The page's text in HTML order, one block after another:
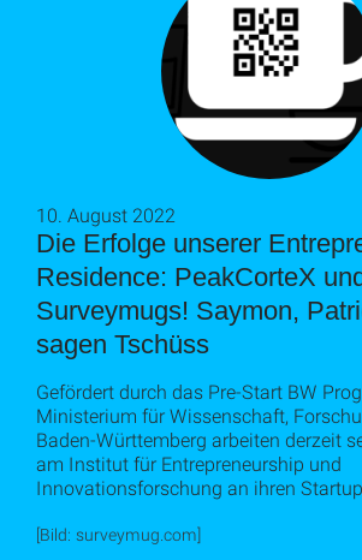
Die Erfolge unserer
Residence: PeakCorteX
Surveymugs! Saymon,
sagen Tschüss
10. August 2022
Gefördert durch das Pre-Start BW
Ministerium für Wissenschaft,
Baden-Württemberg arbeiten derzeit
am Institut für Entrepreneurship und
Innovationsforschung an ihren
[Bild: surveymug.com]